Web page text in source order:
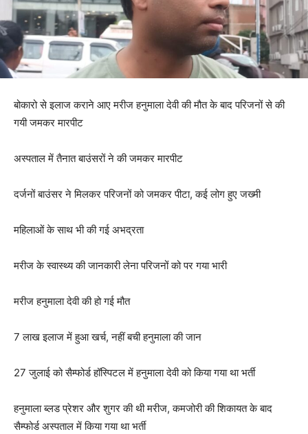
बोकारो से इलाज कराने आए मरीज हनुमाला देवी की मौत के बाद परिजनों से की
गयी जमकर मारपीट
अस्पताल में तैनात बाउंसरों ने की जमकर मारपीट
दर्जनों बाउंसर ने मिलकर परिजनों को जमकर पीटा, कई लोग हुए जख्मी
महिलाओं के साथ भी की गई अभद्रता
मरीज के स्वास्थ्य की जानकारी लेना परिजनों को पर गया भारी
मरीज हनुमाला देवी की हो गई मौत
7 लाख इलाज में हुआ खर्च, नहीं बची हनुमाला की जान
27 जुलाई को सैम्फोर्ड हॉस्पिटल में हनुमाला देवी को किया गया था भर्ती
हनुमाला ब्लड प्रेशर और शुगर की थी मरीज, कमजोरी की शिकायत के बाद
सैम्फोर्ड अस्पताल में किया गया था भर्ती